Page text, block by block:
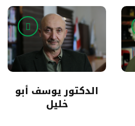
الدكتور يوسف أبو
خليل